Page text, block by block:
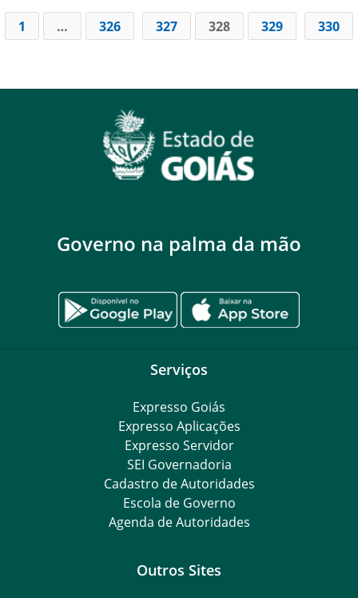
1 … 326 327 328 329 330
Governo na palma da mão
Serviços
Expresso Goiás
Expresso Aplicações
Expresso Servidor
SEI Governadoria
Cadastro de Autoridades
Escola de Governo
Agenda de Autoridades
Outros Sites